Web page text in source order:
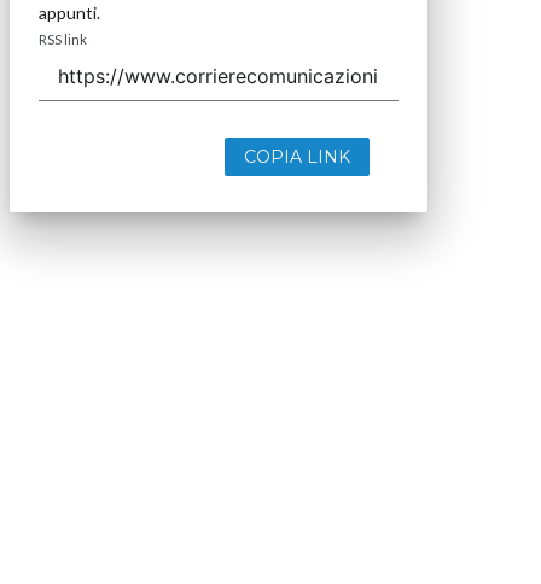
appunti.
RSS link
COPIA LINK